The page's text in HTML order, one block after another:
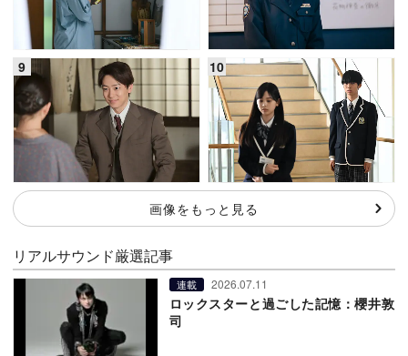
画像をもっと見る
リアルサウンド厳選記事
連載 2026.07.11
ロックスターと過ごした記憶：櫻井敦
司